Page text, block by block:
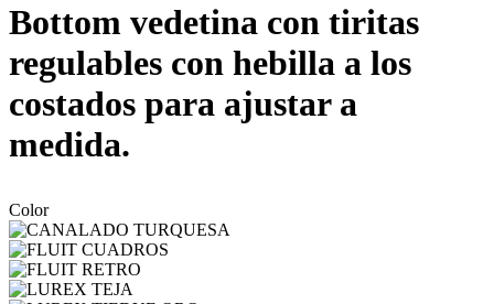
Bottom vedetina con tiritas
regulables con hebilla a los
costados para ajustar a
medida.
Color